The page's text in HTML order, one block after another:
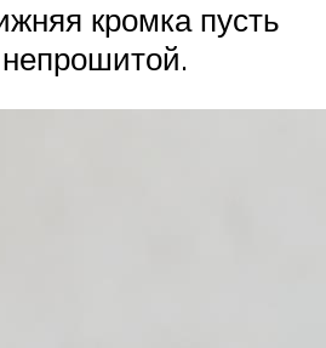
кромка пусть
непрошитой.